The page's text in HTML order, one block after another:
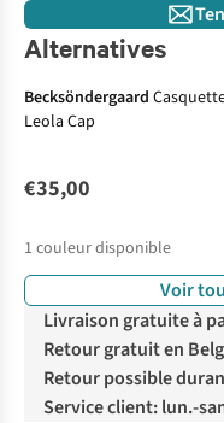
Alternatives
Becksöndergaard
Leola Cap
€35,00
1 couleur disponible
Voir
Livraison gratuite à
Retour gratuit en
Retour possible
Service client: lun.-